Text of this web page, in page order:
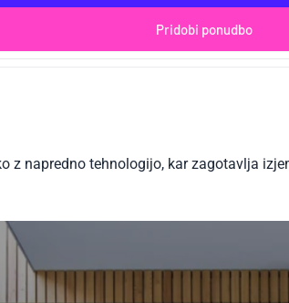
Pridobi ponudbo
z napredno tehnologijo, kar zagotavlja